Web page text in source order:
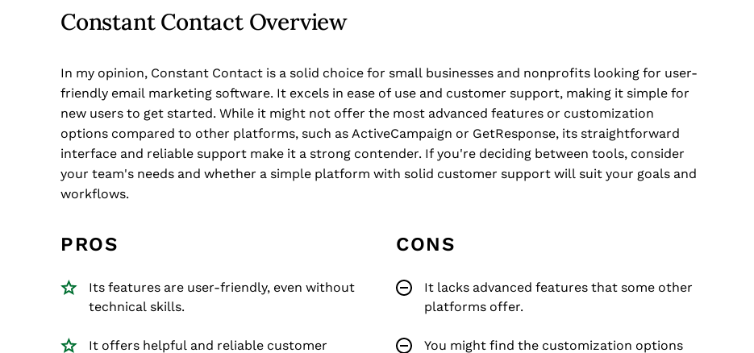
Constant Contact Overview
In my opinion, Constant Contact is a solid choice for small businesses and nonprofits looking for user-
friendly email marketing software. It excels in ease of use and customer support, making it simple for
new users to get started. While it might not offer the most advanced features or customization
options compared to other platforms, such as ActiveCampaign or GetResponse, its straightforward
interface and reliable support make it a strong contender. If you're deciding between tools, consider
your team's needs and whether a simple platform with solid customer support will suit your goals and
workflows.
PROS
Its features are user-friendly, even without
technical skills.
It offers helpful and reliable customer
CONS
It lacks advanced features that some other
platforms offer.
You might find the customization options